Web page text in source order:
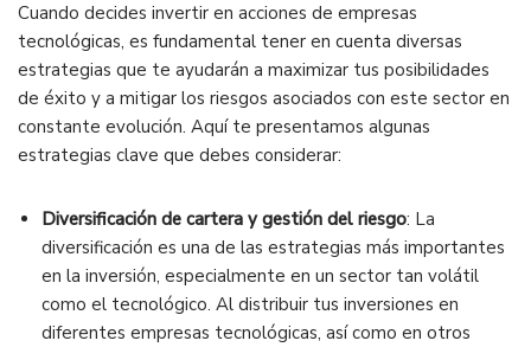
Cuando decides invertir en acciones de empresas
tecnológicas, es fundamental tener en cuenta diversas
estrategias que te ayudarán a maximizar tus posibilidades
de éxito y a mitigar los riesgos asociados con este sector en
constante evolución. Aquí te presentamos algunas
estrategias clave que debes considerar:
Diversificación de cartera y gestión del riesgo: La
diversificación es una de las estrategias más importantes
en la inversión, especialmente en un sector tan volátil
como el tecnológico. Al distribuir tus inversiones en
diferentes empresas tecnológicas, así como en otros